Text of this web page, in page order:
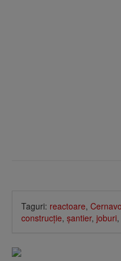
Taguri: reactoare,
construcţie, şantier, joburi,